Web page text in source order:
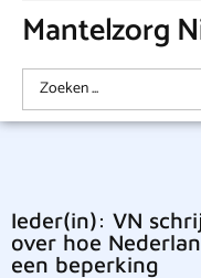
Mantelzorg
Ieder(in): VN
over hoe
een beperking